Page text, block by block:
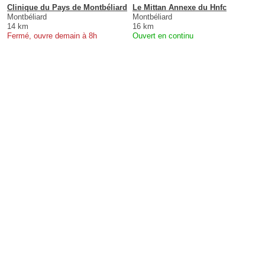
Clinique du Pays de Montbéliard
Montbéliard
14 km
Fermé, ouvre demain à 8h
Le Mittan Annexe du Hnfc
Montbéliard
16 km
Ouvert en continu